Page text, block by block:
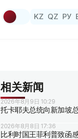
KZ QZ РУ
相关新闻
2026年8月9日 10:29
托卡耶夫总统向新加坡
2026年8月8日 17:36
比利时国王菲利普致函